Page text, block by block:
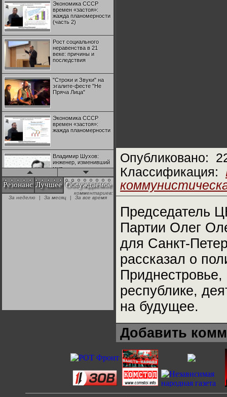
Экономика СССР
времен «застоя»:
жажда планомерности
(часть 2)
Рост социального
неравенства в 21
веке: причины и
последствия
"Строки и Звуки" на
эгалите-фесте "Не
Пряча Лица"
Экономика СССР
времен «застоя»:
жажда планомерности
Владимир Шухов:
инженер, изменивший
мир
"Аркадий Коц" на
эгалите-фесте "Не
СССР в Великой
Отечественной? Олег
потерянной
революционности
Резонанс Лучшее Обсуждаемое
комментариев:
За неделю
| За месяц | За все время
Опубликовано:
Классификация:
Председатель
Партии Олег
для Санкт-
рассказал о
республике,
на будущее.
Добавить